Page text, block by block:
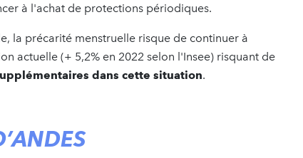
à l'achat de protections périodiques.
la précarité menstruelle risque de continuer à
actuelle (+ 5,2% en 2022 selon l'Insee) risquant de
dans cette situation.